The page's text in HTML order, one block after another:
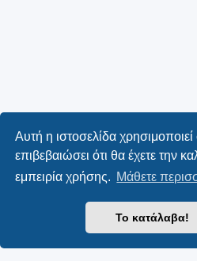
Αυτή η ιστοσελίδα
επιβεβαιώσει ότι θα έχετε την
εμπειρία χρήσης. Μάθετε
Το κατάλαβα!